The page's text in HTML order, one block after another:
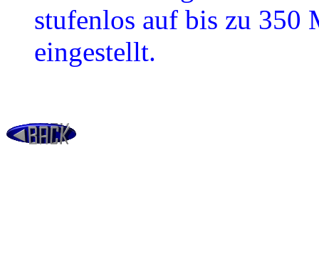
stufenlos auf bis zu 350
eingestellt.